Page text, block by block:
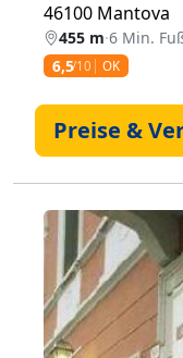
46100 Mantova
455 m·6 Min.
6,5/10 OK
Preise &